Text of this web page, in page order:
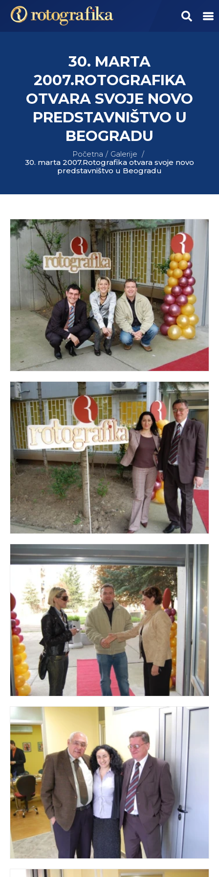
30. MARTA
2007.ROTOGRAFIKA
OTVARA SVOJE NOVO
PREDSTAVNIŠTVO U
BEOGRADU
Početna
Galerije
30. marta 2007.Rotografika otvara svoje novo
predstavništvo u Beogradu